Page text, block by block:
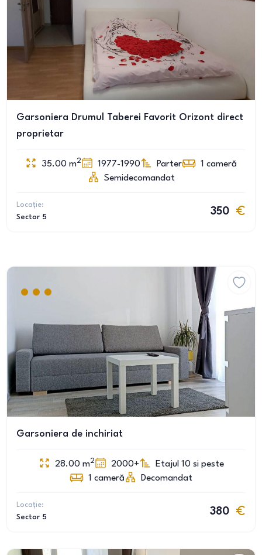
Garsoniera Drumul Taberei Favorit Orizont direct
proprietar
35.00 m2 1977-1990 Parter 1 cameră
Semidecomandat
Locație:
Sector 5
350
Garsoniera de inchiriat
28.00 m2 2000+
Etajul 10 si peste
1 cameră Decomandat
Locație:
Sector 5
380